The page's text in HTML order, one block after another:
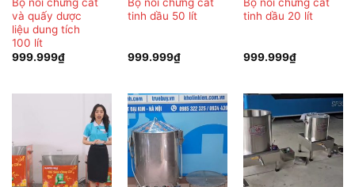
và quấy dược
liệu dung tích
100 lít
999.999₫
tinh dầu 50 lít
999.999₫
tinh dầu 20 lít
999.999₫